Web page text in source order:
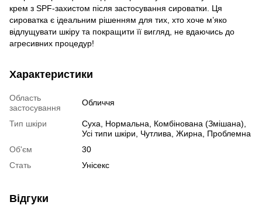
крем з SPF-захистом після застосування сироватки. Ця
сироватка є ідеальним рішенням для тих, хто хоче м’яко
відлущувати шкіру та покращити її вигляд, не вдаючись до
агресивних процедур!
Характеристики
Область
застосування
Обличчя
Тип шкіри
Суха, Нормальна, Комбінована (Змішана),
Усі типи шкіри, Чутлива, Жирна, Проблемна
Об'єм
30
Стать
Унісекс
Відгуки